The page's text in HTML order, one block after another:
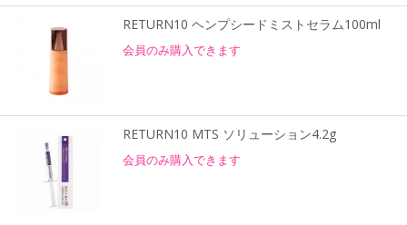
RETURN10 ヘンプシードミストセラム100ml
会員のみ購入できます
RETURN10 MTS ソリューション4.2g
会員のみ購入できます